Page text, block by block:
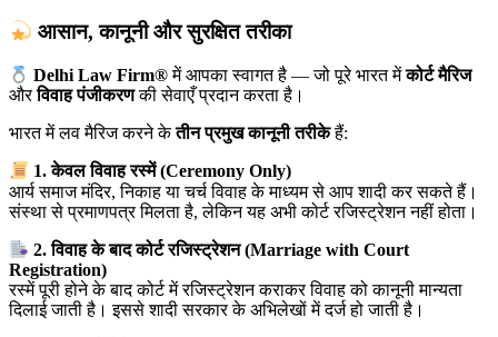
आसान, कानूनी और सुरक्षित तरीका
Delhi Law Firm®में आपका स्वागत है — जो पूरे भारत मेंकोर्ट मैरिज
औरविवाह पंजीकरणकी सेवाएँ प्रदान करता है।
भारत में लव मैरिज करने केतीन प्रमुख कानूनी तरीकेहैं:
1. केवल विवाह रस्में (Ceremony Only)
आर्य समाज मंदिर, निकाह या चर्च विवाह के माध्यम से आप शादी कर सकते हैं।
संस्था से प्रमाणपत्र मिलता है, लेकिन यह अभी कोर्ट रजिस्ट्रेशन नहीं होता।
2. विवाह के बाद कोर्ट रजिस्ट्रेशन (Marriage with Court
Registration)
रस्में पूरी होने के बाद कोर्ट में रजिस्ट्रेशन कराकर विवाह को कानूनी मान्यता
दिलाई जाती है। इससे शादी सरकार के अभिलेखों में दर्ज हो जाती है।